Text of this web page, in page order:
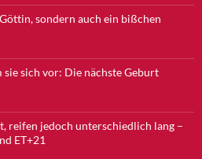
sondern auch ein bißchen
sich vor: Die nächste Geburt
reifen jedoch unterschiedlich lang –
ET+21